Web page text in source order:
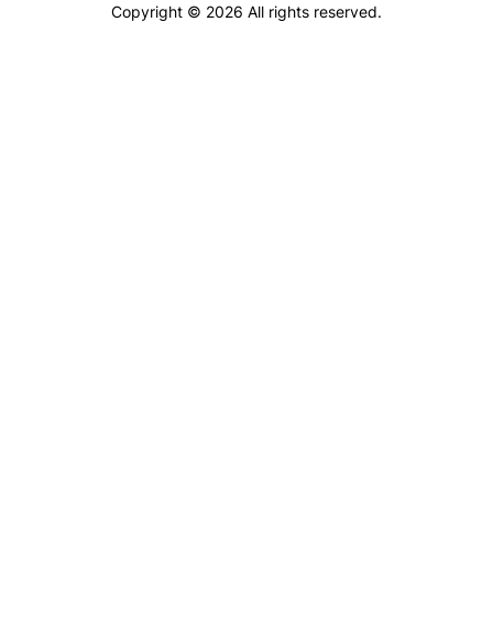
Copyright © 2026 All rights reserved.